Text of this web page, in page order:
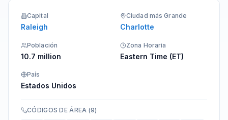
Capital
Raleigh
Ciudad más Grande
Charlotte
Población
10.7 million
Zona Horaria
Eastern Time (ET)
País
Estados Unidos
CÓDIGOS DE ÁREA (9)